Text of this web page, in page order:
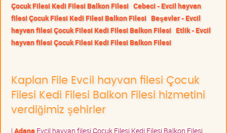
Çocuk Filesi Kedi Filesi Balkon Filesi Cebeci - Evcil hayvan
filesi Çocuk Filesi Kedi Filesi Balkon Filesi Beşevler - Evcil
hayvan filesi Çocuk Filesi Kedi Filesi Balkon Filesi Etlik - Evcil
hayvan filesi Çocuk Filesi Kedi Filesi Balkon Filesi
Kaplan File Evcil hayvan filesi Çocuk
Filesi Kedi Filesi Balkon Filesi hizmetini
verdiğimiz şehirler
| Adana Evcil hayvan filesi Çocuk Filesi Kedi Filesi Balkon Filesi